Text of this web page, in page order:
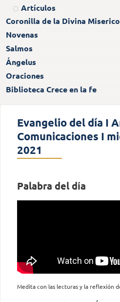
Artículos
Coronilla de la Divina
Novenas
Salmos
Ángelus
Oraciones
Biblioteca Crece en la fe
Evangelio del día I
Comunicaciones I
2021
Palabra del día
Medita con las lecturas y la reflexión